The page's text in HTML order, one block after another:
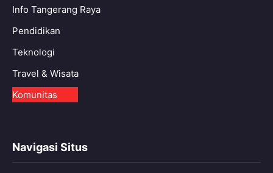
Info Tangerang Raya
Pendidikan
Teknologi
Travel & Wisata
Komunitas
Navigasi Situs